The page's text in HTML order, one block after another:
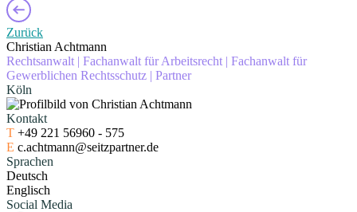
Zurück
Christian Achtmann
Rechtsanwalt | Fachanwalt für Arbeitsrecht | Fachanwalt für
Gewerblichen Rechtsschutz | Partner
Köln
Kontakt
T +49 221 56960 - 575
E c.achtmann@seitzpartner.de
Sprachen
Deutsch
Englisch
Social Media